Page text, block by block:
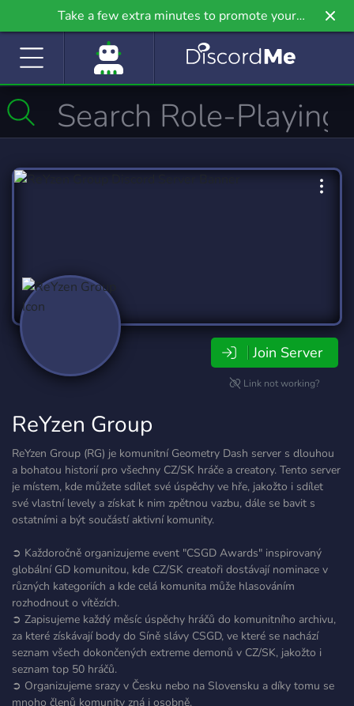
Take a few extra minutes to promote your
community even further on Griv.io, our newest
Join Server
Link not working?
ReYzen Group
ReYzen Group (RG) je komunitní Geometry Dash server s dlouhou
a bohatou historií pro všechny CZ/SK hráče a creatory. Tento server
je místem, kde můžete sdílet své úspěchy ve hře, jakožto i sdílet
své vlastní levely a získat k nim zpětnou vazbu, dále se bavit s
ostatními a být součástí aktivní komunity.
➲ Každoročně organizujeme event "CSGD Awards" inspirovaný
globální GD komunitou, kde CZ/SK creatoři dostávají nominace v
různých kategoriích a kde celá komunita může hlasováním
rozhodnout o vítězích.
➲ Zapisujeme každý měsíc úspěchy hráčů do komunitního archivu,
za které získávají body do Síně slávy CSGD, ve které se nachází
seznam všech dokončených extreme demonů v CZ/SK, jakožto i
seznam top 50 hráčů.
➲ Organizujeme srazy v Česku nebo na Slovensku a díky tomu se
mnoho členů komunity zná i osobně.